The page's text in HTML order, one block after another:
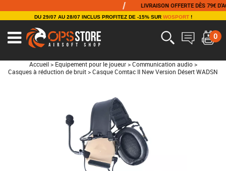
LIVRAISON OFFERTE DÈS 79€
DU 29/07 AU 28/07 INCLUS PROFITEZ DE -15% SUR WOSPORT!
0
Accueil > Equipement pour le joueur > Communication audio >
Casques à réduction de bruit > Casque Comtac II New Version Désert WADSN